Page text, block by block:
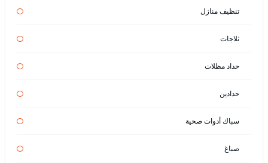
تنظيف منازل
ثلاجات
حداد مظلات
حدادين
سباك أدوات صحية
صباغ